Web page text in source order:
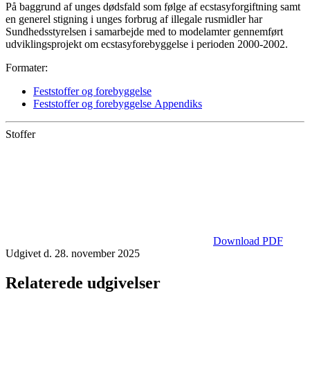
På baggrund af unges dødsfald som følge af ecstasyforgiftning samt
en generel stigning i unges forbrug af illegale rusmidler har
Sundhedsstyrelsen i samarbejde med to modelamter gennemført
udviklingsprojekt om ecstasyforebyggelse i perioden 2000-2002.
Formater:
Feststoffer og forebyggelse
Feststoffer og forebyggelse Appendiks
Stoffer
Download PDF
Udgivet d. 28. november 2025
Relaterede udgivelser